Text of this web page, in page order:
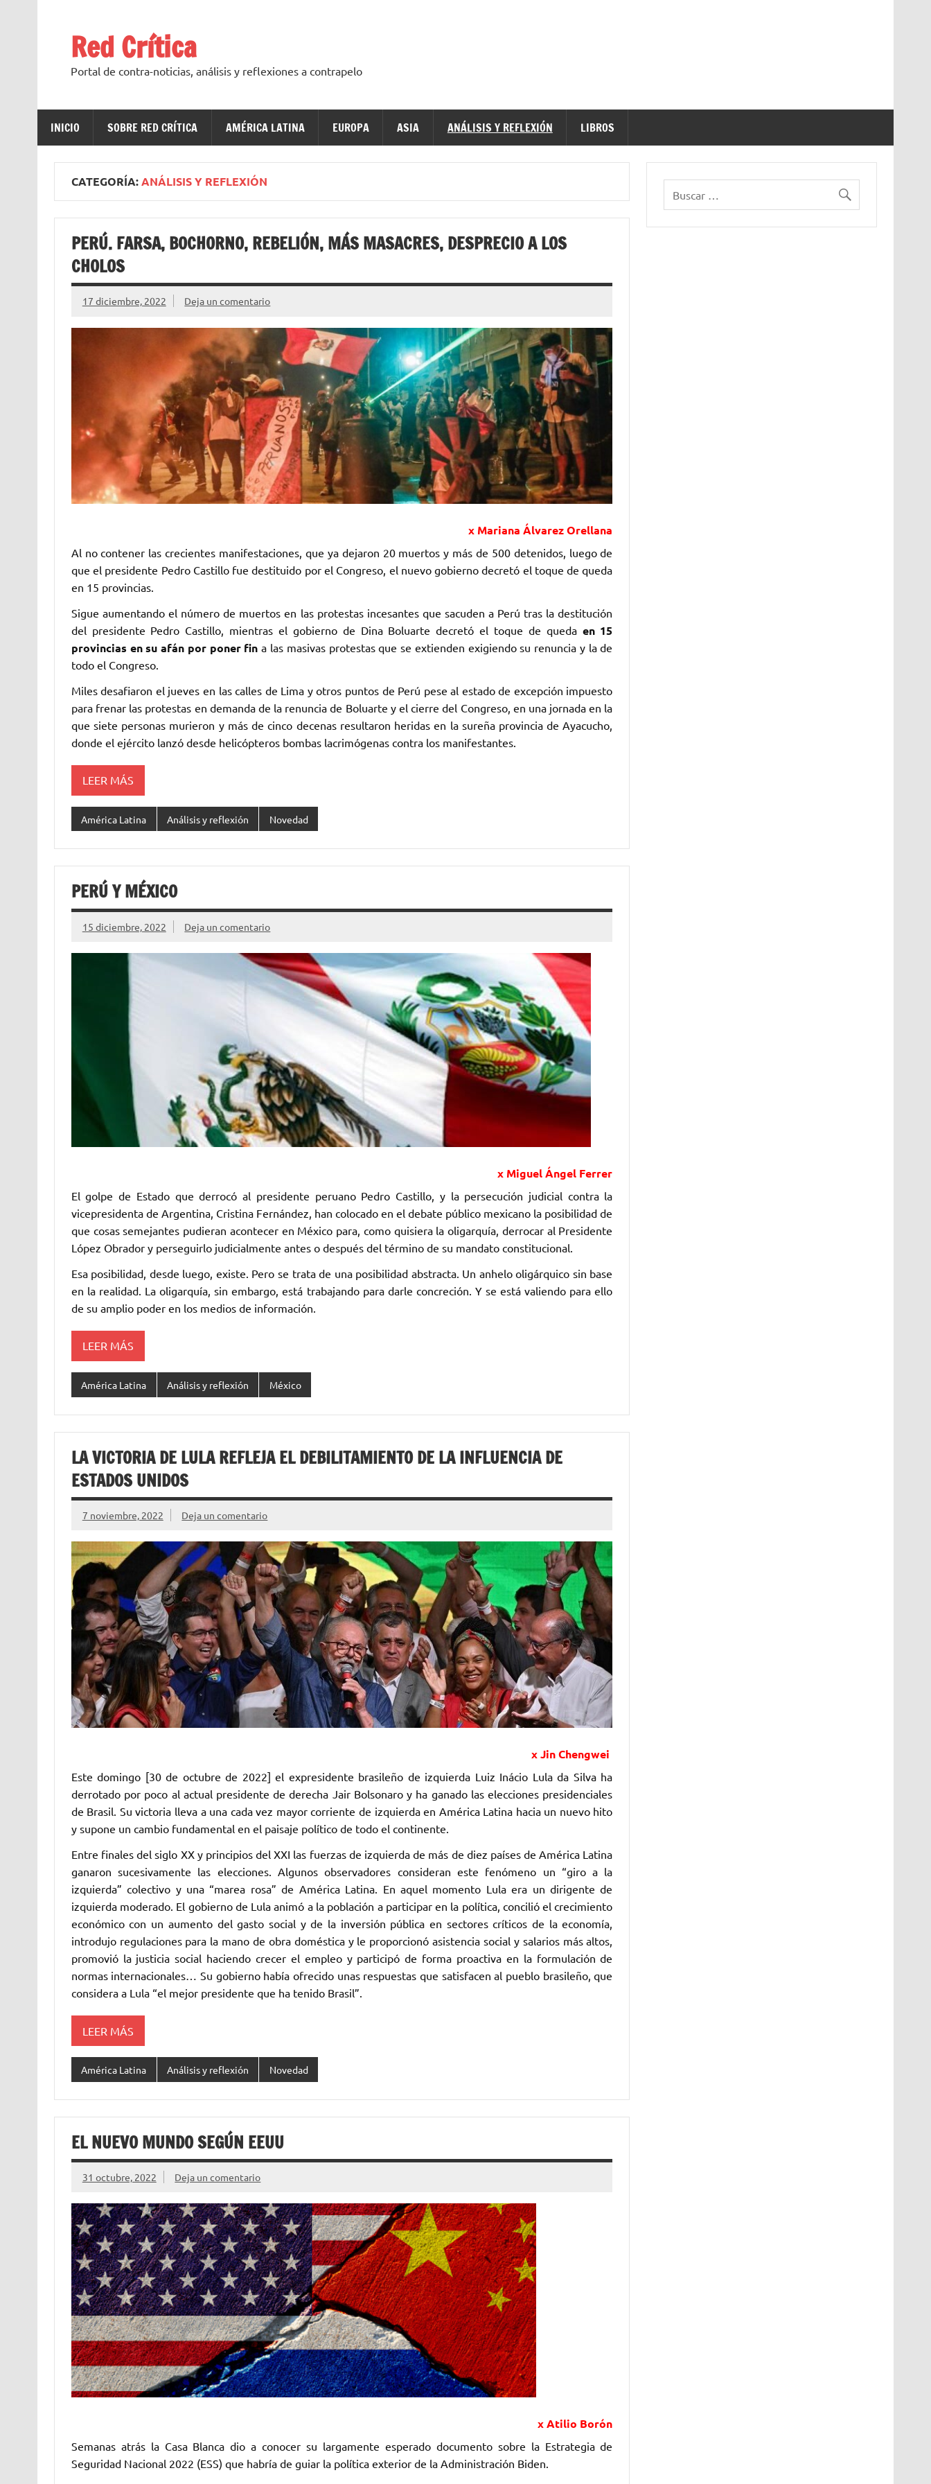
Red Crítica
Portal de contra-noticias, análisis y reflexiones a contrapelo
INICIO SOBRE RED CRÍTICA AMÉRICA LATINA EUROPA ASIA ANÁLISIS Y REFLEXIÓN LIBROS
CATEGORÍA:ANÁLISIS Y REFLEXIÓN
PERÚ. FARSA, BOCHORNO, REBELIÓN, MÁS MASACRES, DESPRECIO A LOS
CHOLOS
17 diciembre, 2022 Deja un comentario
x Mariana Álvarez Orellana
Al no contener las crecientes manifestaciones, que ya dejaron 20 muertos y más de 500 detenidos, luego de
que el presidente Pedro Castillo fue destituido por el Congreso, el nuevo gobierno decretó el toque de queda
en 15 provincias.
Sigue aumentando el número de muertos en las protestas incesantes que sacuden a Perú tras la destitución
del presidente Pedro Castillo, mientras el gobierno de Dina Boluarte decretó el toque de queda en 15
provincias en su afán por poner fina las masivas protestas que se extienden exigiendo su renuncia y la de
todo el Congreso.
Miles desafiaron el jueves en las calles de Lima y otros puntos de Perú pese al estado de excepción impuesto
para frenar las protestas en demanda de la renuncia de Boluarte y el cierre del Congreso, en una jornada en la
que siete personas murieron y más de cinco decenas resultaron heridas en la sureña provincia de Ayacucho,
donde el ejército lanzó desde helicópteros bombas lacrimógenas contra los manifestantes.
LEER MÁS
América Latina Análisis y reflexión Novedad
PERÚ Y MÉXICO
15 diciembre, 2022 Deja un comentario
x Miguel Ángel Ferrer
El golpe de Estado que derrocó al presidente peruano Pedro Castillo, y la persecución judicial contra la
vicepresidenta de Argentina, Cristina Fernández, han colocado en el debate público mexicano la posibilidad de
que cosas semejantes pudieran acontecer en México para, como quisiera la oligarquía, derrocar al Presidente
López Obrador y perseguirlo judicialmente antes o después del término de su mandato constitucional.
Esa posibilidad, desde luego, existe. Pero se trata de una posibilidad abstracta. Un anhelo oligárquico sin base
en la realidad. La oligarquía, sin embargo, está trabajando para darle concreción. Y se está valiendo para ello
de su amplio poder en los medios de información.
LEER MÁS
América Latina Análisis y reflexión México
LA VICTORIA DE LULA REFLEJA EL DEBILITAMIENTO DE LA INFLUENCIA DE
ESTADOS UNIDOS
7 noviembre, 2022 Deja un comentario
x Jin Chengwei
Este domingo [30 de octubre de 2022] el expresidente brasileño de izquierda Luiz Inácio Lula da Silva ha
derrotado por poco al actual presidente de derecha Jair Bolsonaro y ha ganado las elecciones presidenciales
de Brasil. Su victoria lleva a una cada vez mayor corriente de izquierda en América Latina hacia un nuevo hito
y supone un cambio fundamental en el paisaje político de todo el continente.
Entre finales del siglo XX y principios del XXI las fuerzas de izquierda de más de diez países de América Latina
ganaron sucesivamente las elecciones. Algunos observadores consideran este fenómeno un “giro a la
izquierda” colectivo y una “marea rosa” de América Latina. En aquel momento Lula era un dirigente de
izquierda moderado. El gobierno de Lula animó a la población a participar en la política, concilió el crecimiento
económico con un aumento del gasto social y de la inversión pública en sectores críticos de la economía,
introdujo regulaciones para la mano de obra doméstica y le proporcionó asistencia social y salarios más altos,
promovió la justicia social haciendo crecer el empleo y participó de forma proactiva en la formulación de
normas internacionales… Su gobierno había ofrecido unas respuestas que satisfacen al pueblo brasileño, que
considera a Lula “el mejor presidente que ha tenido Brasil”.
LEER MÁS
América Latina Análisis y reflexión Novedad
EL NUEVO MUNDO SEGÚN EEUU
31 octubre, 2022 Deja un comentario
x Atilio Borón
Semanas atrás la Casa Blanca dio a conocer su largamente esperado documento sobre la Estrategia de
Seguridad Nacional 2022 (ESS) que habría de guiar la política exterior de la Administración Biden.